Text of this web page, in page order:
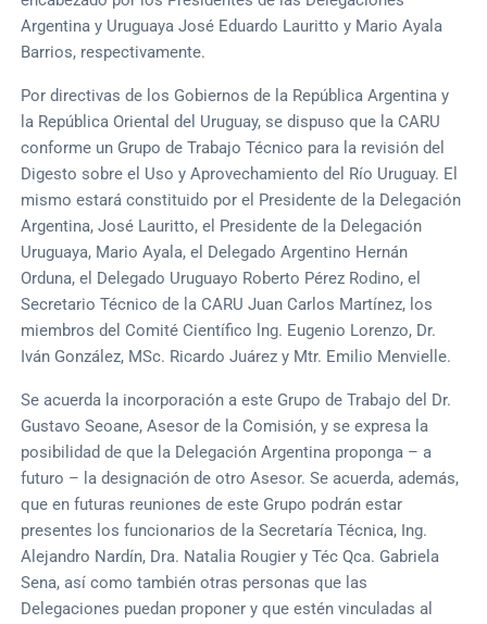
Argentina y Uruguaya José Eduardo Lauritto y Mario Ayala
Barrios, respectivamente.
Por directivas de los Gobiernos de la República Argentina y
la República Oriental del Uruguay, se dispuso que la CARU
conforme un Grupo de Trabajo Técnico para la revisión del
Digesto sobre el Uso y Aprovechamiento del Río Uruguay. El
mismo estará constituido por el Presidente de la Delegación
Argentina, José Lauritto, el Presidente de la Delegación
Uruguaya, Mario Ayala, el Delegado Argentino Hernán
Orduna, el Delegado Uruguayo Roberto Pérez Rodino, el
Secretario Técnico de la CARU Juan Carlos Martínez, los
miembros del Comité Científico lng. Eugenio Lorenzo, Dr.
Iván González, MSc. Ricardo Juárez y Mtr. Emilio Menvielle.
Se acuerda la incorporación a este Grupo de Trabajo del Dr.
Gustavo Seoane, Asesor de la Comisión, y se expresa la
posibilidad de que la Delegación Argentina proponga – a
futuro – la designación de otro Asesor. Se acuerda, además,
que en futuras reuniones de este Grupo podrán estar
presentes los funcionarios de la Secretaría Técnica, Ing.
Alejandro Nardín, Dra. Natalia Rougier y Téc Qca. Gabriela
Sena, así como también otras personas que las
Delegaciones puedan proponer y que estén vinculadas al